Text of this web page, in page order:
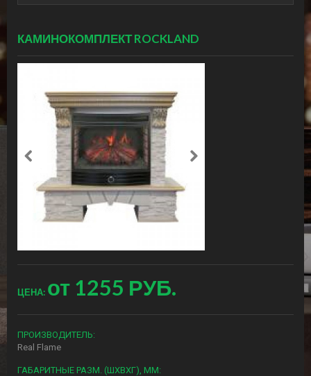
КАМИНОКОМПЛЕКТ ROCKLAND
ЦЕНА: от 1255 РУБ.
ПРОИЗВОДИТЕЛЬ:
Real Flame
ГАБАРИТНЫЕ РАЗМ. (ШXВXГ), ММ: